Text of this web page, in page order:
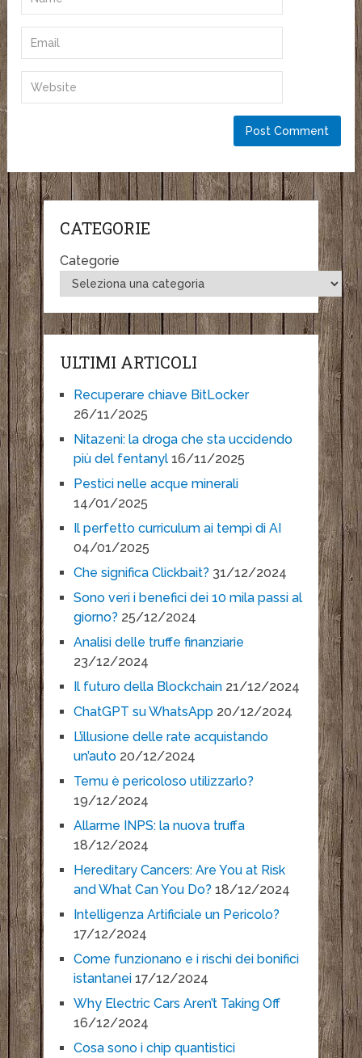
CATEGORIE
Categorie
ULTIMI ARTICOLI
Recuperare chiave BitLocker
26/11/2025
Nitazeni: la droga che sta uccidendo
più del fentanyl 16/11/2025
Pestici nelle acque minerali
14/01/2025
Il perfetto curriculum ai tempi di AI
04/01/2025
Che significa Clickbait? 31/12/2024
Sono veri i benefici dei 10 mila passi al
giorno? 25/12/2024
Analisi delle truffe finanziarie
23/12/2024
Il futuro della Blockchain 21/12/2024
ChatGPT su WhatsApp 20/12/2024
L’illusione delle rate acquistando
un’auto 20/12/2024
Temu è pericoloso utilizzarlo?
19/12/2024
Allarme INPS: la nuova truffa
18/12/2024
Hereditary Cancers: Are You at Risk
and What Can You Do? 18/12/2024
Intelligenza Artificiale un Pericolo?
17/12/2024
Come funzionano e i rischi dei bonifici
istantanei 17/12/2024
Why Electric Cars Aren’t Taking Off
16/12/2024
Cosa sono i chip quantistici